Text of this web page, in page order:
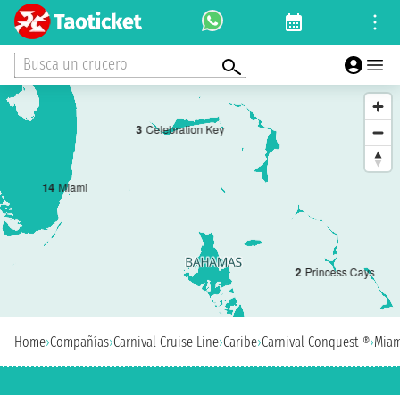
Busca un crucero
14 Miami
2 Princess Cays
3 Celebration Key
Home›Compañías›Carnival Cruise Line›Caribe›Carnival Conquest ®›